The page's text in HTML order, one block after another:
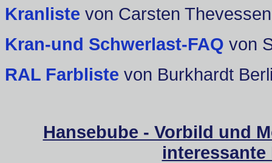
Kranliste von Carsten Thevessen
Kran-und Schwerlast-FAQ von
RAL Farbliste von Burkhardt
Hansebube - Vorbild und